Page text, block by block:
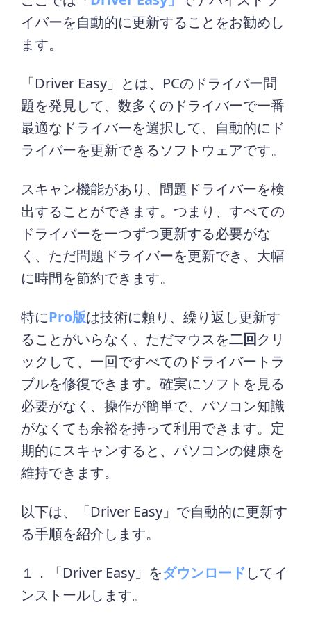
イバーを自動的に更新することをお勧めし
ます。
「Driver Easy」とは、PCのドライバー問
題を発見して、数多くのドライバーで一番
最適なドライバーを選択して、自動的にド
ライバーを更新できるソフトウェアです。
スキャン機能があり、問題ドライバーを検
出することができます。つまり、すべての
ドライバーを一つずつ更新する必要がな
く、ただ問題ドライバーを更新でき、大幅
に時間を節約できます。
特にPro版は技術に頼り、繰り返し更新す
ることがいらなく、ただマウスを二回クリ
ックして、一回ですべてのドライバートラ
ブルを修復できます。確実にソフトを見る
必要がなく、操作が簡単で、パソコン知識
がなくても余裕を持って利用できます。定
期的にスキャンすると、パソコンの健康を
維持できます。
以下は、「Driver Easy」で自動的に更新す
る手順を紹介します。
１．「Driver Easy」をダウンロードしてイ
ンストールします。